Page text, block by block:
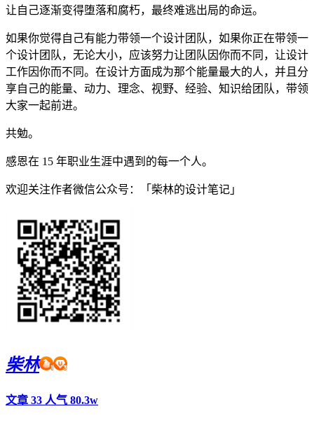
让自己逐渐变得堕落和腐朽，最终难逃出局的命运。
如果你觉得自己有能力带领一个设计团队，如果你正在带领一
个设计团队，无论大小，应该努力让团队因你而不同，让设计
工作因你而不同。在设计方面成为那个能量最大的人，并且分
享自己的能量、动力、理念、视野、经验、知识给团队，带领
大家一起前进。
共勉。
感恩在 15 年职业生涯中遇到的每一个人。
欢迎关注作者微信公众号：「柴林的设计笔记」
柴林
文章 33 人气 80.3w